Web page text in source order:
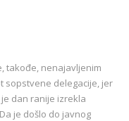
takođe, nenajavljenim
sopstvene delegacije, jer
dan ranije izrekla
je došlo do javnog